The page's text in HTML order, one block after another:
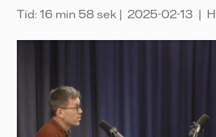
Guider
Artiklar
Kundcase
Videor
Vattenfall.se
Tid: 16 min 58 sek 2025-02-13